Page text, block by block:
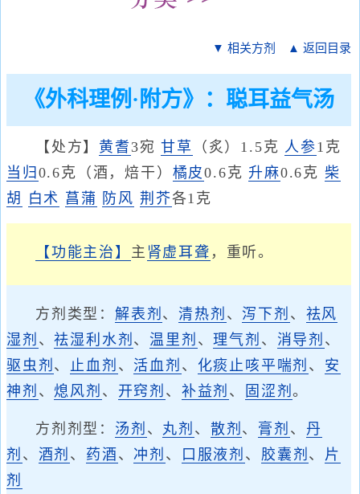
▼ 相关方剂 ▲ 返回目录
《外科理例·附方》：聪耳益气汤
【处方】 黄耆 3宛甘草 （炙）1.5克 人参1克
当归 0.6克（酒，焙干） 橘皮0.6克升麻0.6克 柴
胡
白术 菖蒲 防风 荆芥各1克
【功能主治】 主 肾虚 耳聋 ，重听。
方剂类型： 解表剂 、清热剂 、 泻下剂 、 祛风
湿剂 、祛湿利水剂 、温里剂 、理气剂 、 消导剂 、
驱虫剂 、 止血剂 、 活血剂 、 化痰止咳平喘剂 、 安
神剂 、熄风剂 、 开窍剂 、 补益剂 、 固涩剂。
方剂剂型： 汤剂 、 丸剂 、 散剂 、 膏剂 、 丹
剂 、 酒剂 、 药酒 、 冲剂 、 口服液剂 、 胶囊剂 、 片
剂